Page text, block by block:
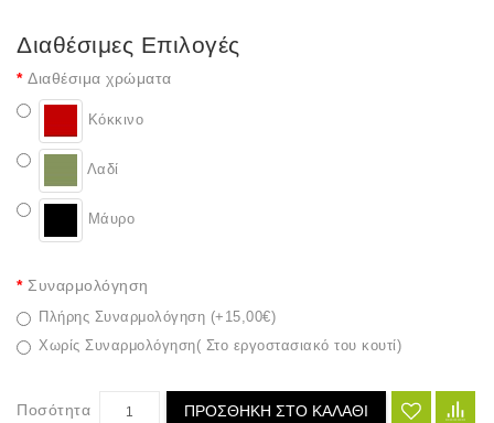
Διαθέσιμες Επιλογές
Διαθέσιμα χρώματα
Κόκκινο
Λαδί
Μάυρο
Συναρμολόγηση
Πλήρης Συναρμολόγηση (+15,00€)
Χωρίς Συναρμολόγηση( Στο εργοστασιακό του κουτί)
Ποσότητα ΠΡΟΣΘΉΚΗ ΣΤΟ ΚΑΛΆΘΙ